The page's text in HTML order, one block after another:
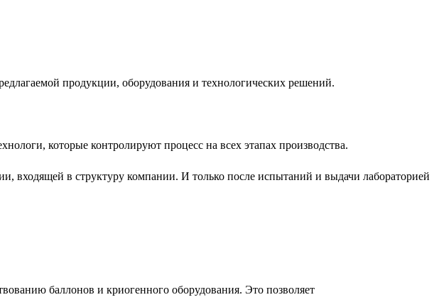
продукции, оборудования и технологических решений.
которые контролируют процесс на всех этапах производства.
входящей в структуру компании. И только после испытаний и выдачи лабораторией
баллонов и криогенного оборудования. Это позволяет